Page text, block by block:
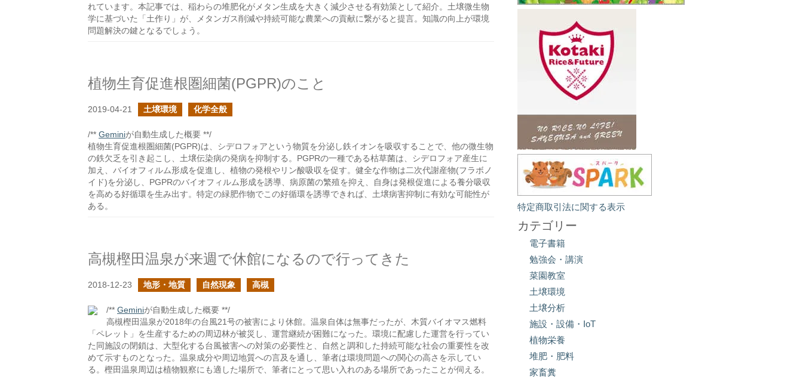
れています。本記事では、稲わらの堆肥化がメタン生成を大きく減少させる有効策として紹介。土壌微生物
学に基づいた「土作り」が、メタンガス削減や持続可能な農業への貢献に繋がると提言。知識の向上が環境
問題解決の鍵となるでしょう。
植物生育促進根圏細菌(PGPR)のこと
2019-04-21 土壌環境 化学全般
/** Geminiが自動生成した概要 **/
植物生育促進根圏細菌(PGPR)は、シデロフォアという物質を分泌し鉄イオンを吸収することで、他の微生物
の鉄欠乏を引き起こし、土壌伝染病の発病を抑制する。PGPRの一種である枯草菌は、シデロフォア産生に
加え、バイオフィルム形成を促進し、植物の発根やリン酸吸収を促す。健全な作物は二次代謝産物(フラボノ
イド)を分泌し、PGPRのバイオフィルム形成を誘導、病原菌の繁殖を抑え、自身は発根促進による養分吸収
を高める好循環を生み出す。特定の緑肥作物でこの好循環を誘導できれば、土壌病害抑制に有効な可能性が
ある。
高槻樫田温泉が来週で休館になるので行ってきた
2018-12-23 地形・地質 自然現象 高槻
/** Geminiが自動生成した概要 **/
高槻樫田温泉が2018年の台風21号の被害により休館。温泉自体は無事だったが、木質バイオマス燃料
「ペレット」を生産するための周辺林が被災し、運営継続が困難になった。環境に配慮した運営を行ってい
た同施設の閉鎖は、大型化する台風被害への対策の必要性と、自然と調和した持続可能な社会の重要性を改
めて示すものとなった。温泉成分や周辺地質への言及を通し、筆者は環境問題への関心の高さを示してい
る。樫田温泉周辺は植物観察にも適した場所で、筆者にとって思い入れのある場所であったことが伺える。
特定商取引法に関する表示
カテゴリー
電子書籍
勉強会・講演
菜園教室
土壌環境
土壌分析
施設・設備・IoT
植物栄養
堆肥・肥料
家畜糞